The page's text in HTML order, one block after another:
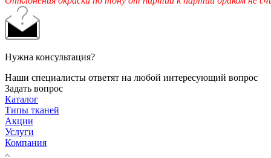
Нужна консультация?
Наши специалисты ответят на любой интересующий вопрос
Задать вопрос
Каталог
Типы тканей
Акции
Услуги
Компания